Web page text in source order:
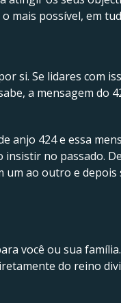
mais possível, em
si. Se lidares com
a mensagem do
anjo 424 e essa
insistir no passado.
um ao outro e depois
você ou sua
do reino